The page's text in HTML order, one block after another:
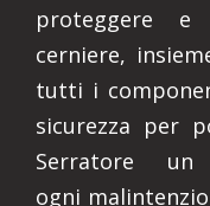
proteggere e
cerniere,
tutti i
sicurezza per
Serratore
ogni